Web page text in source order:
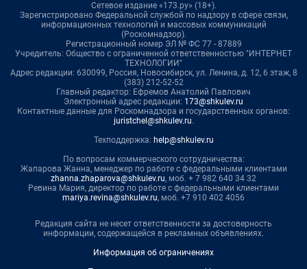
Сетевое издание «173.ру» (18+).
Зарегистрировано Федеральной службой по надзору в сфере связи,
информационных технологий и массовых коммуникаций
(Роскомнадзор).
Регистрационный номер ЭЛ № ФС 77 - 87889
Учредитель: Общество с ограниченной ответственностью "ИНТЕРНЕТ
ТЕХНОЛОГИИ"
Адрес редакции: 630099, Россия, Новосибирск, ул. Ленина, д. 12, 6 этаж, 8
(383) 212-52-52
Главный редактор: Ефремов Анатолий Павлович
Электронный адрес редакции: 173@shkulev.ru
Контактные данные для Роскомнадзора и государственных органов:
juristchel@shkulev.ru.
Техподдержка: help@shkulev.ru
По вопросам коммерческого сотрудничества:
Жапарова Жанна, менеджер по работе с федеральными клиентами
zhanna.zhaparova@shkulev.ru, моб. + 7 982 640 34 32
Ревина Мария, директор по работе с федеральными клиентами
mariya.revina@shkulev.ru, моб. +7 910 402 4056
Редакция сайта не несет ответственности за достоверность
информации, содержащейся в рекламных объявлениях.
Информация об ограничениях